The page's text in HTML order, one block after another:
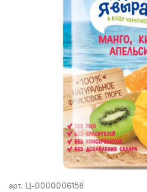
арт. Ц-0000006158